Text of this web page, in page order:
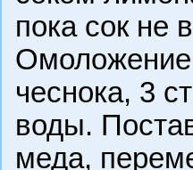
пока сок не
чеснока, 3
воды.
меда,